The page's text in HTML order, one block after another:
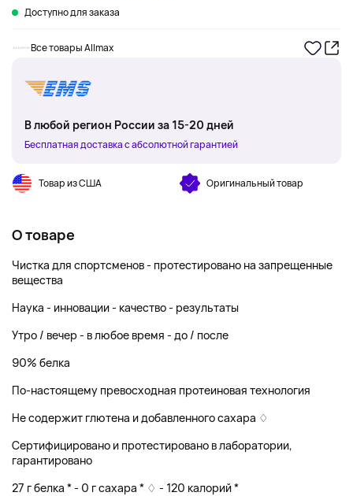
Доступно для заказа
Все товары Allmax
В любой регион России за 15-20 дней
Бесплатная доставка с абсолютной гарантией
Товар из США Оригинальный товар
О товаре
Чистка для спортсменов - протестировано на запрещенные
вещества
Наука - инновации - качество - результаты
Утро / вечер - в любое время - до / после
90% белка
По-настоящему превосходная протеиновая технология
Не содержит глютена и добавленного сахара ♢
Сертифицировано и протестировано в лаборатории,
гарантировано
27 г белка * - 0 г сахара * ♢ - 120 калорий *